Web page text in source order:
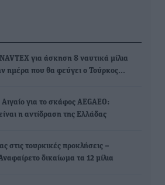
για άσκηση 8 ναυτικά μίλια
ημέρα που θα φεύγει ο Τούρκος…
για το σκάφος AEGAEO:
η αντίδραση της Ελλάδας
στις τουρκικές προκλήσεις –
δικαίωμα τα 12 μίλια